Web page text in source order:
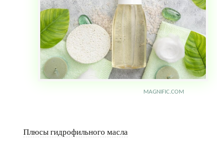
MAGNIFIC.COM
Плюсы гидрофильного масла